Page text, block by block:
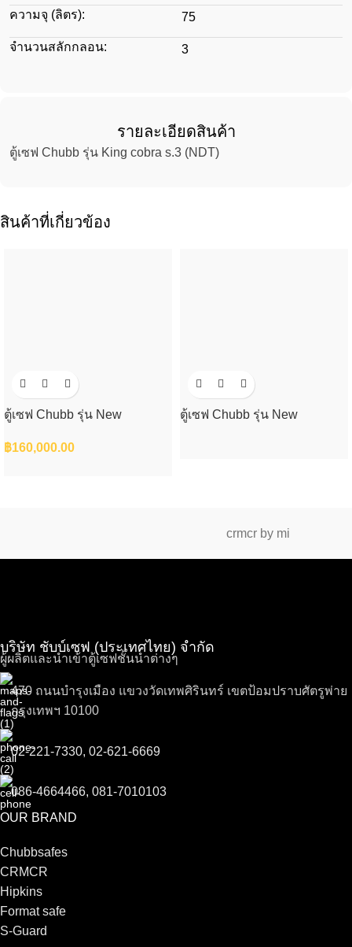
ความจุ (ลิตร): 75
จำนวนสลักกลอน: 3
รายละเอียดสินค้า
ตู้เซฟ Chubb รุ่น King cobra s.3 (NDT)
สินค้าที่เกี่ยวข้อง
ตู้เซฟ Chubb รุ่น New
฿160,000.00
ตู้เซฟ Chubb รุ่น New
crmcr by mi
บริษัท ชับบ์เซฟ (ประเทศไทย) จำกัด
ผู้ผลิตและนำเข้าตู้เซฟชั้นนำต่างๆ
470 ถนนบำรุงเมือง แขวงวัดเทพศิรินทร์ เขตป้อมปราบศัตรูพ่าย
กรุงเทพฯ 10100
02-221-7330, 02-621-6669
086-4664466, 081-7010103
OUR BRAND
Chubbsafes
CRMCR
Hipkins
Format safe
S-Guard